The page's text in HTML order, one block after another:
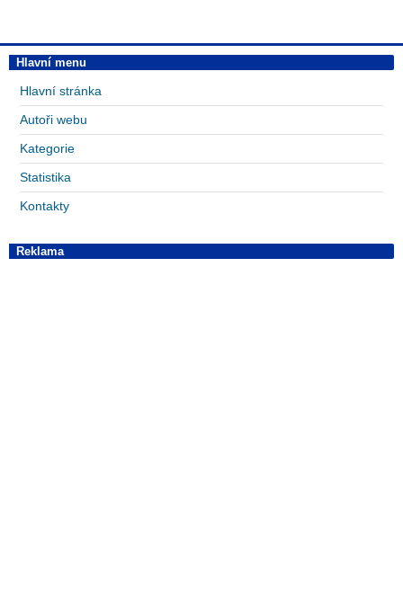
Hlavní menu
Hlavní stránka
Autoři webu
Kategorie
Statistika
Kontakty
Reklama